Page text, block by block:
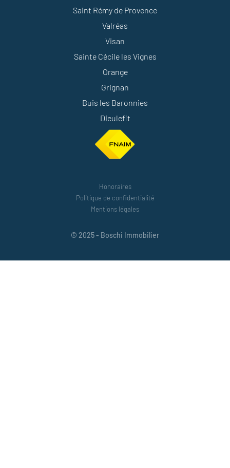
Saint Rémy de Provence
Valréas
Visan
Sainte Cécile les Vignes
Orange
Grignan
Buis les Baronnies
Dieulefit
Honoraires
Politique de confidentialité
Mentions légales
© 2025 - Boschi Immobilier